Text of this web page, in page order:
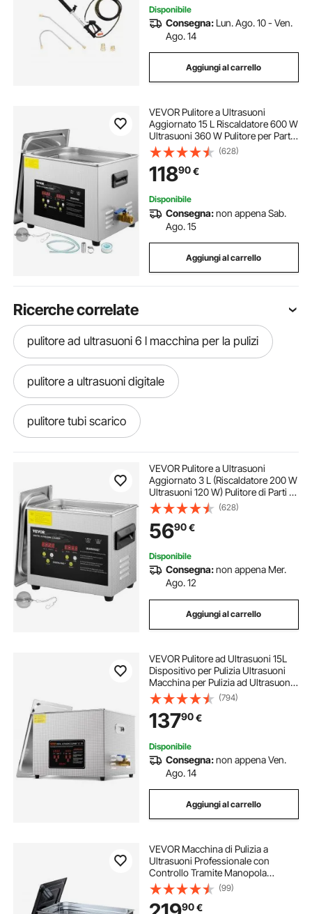
Disponibile
Consegna: Lun. Ago. 10 - Ven.
Ago. 14
Aggiungi al carrello
VEVOR Pulitore a Ultrasuoni
Aggiornato 15 L Riscaldatore 600 W
Ultrasuoni 360 W Pulitore per Parti
a Ultrasuoni da Laboratorio Digitale
con Temporizzatore per Pulizia di
Strumenti Dentali in Vetro
(628)
11890€
Disponibile
Consegna:non appena Sab.
Ago. 15
Aggiungi al carrello
Ricerche correlate
pulitore ad ultrasuoni 6 l macchina per la pulizi
pulitore a ultrasuoni digitale
pulitore tubi scarico
pulizia iniettori benzina ultrasuoni
pulizia iniettori a ultrasuoni
pulizia ultrasuoni 10l pulizia ultrasuoni
pulizia gioielli ultrasuoni
pulizie ultrasuoni orologio
pulitrice ultrasuoni pulizia
dispositivi per pulizia occhiali
detergente pulizia ultrasuoni
VEVOR Pulitore a Ultrasuoni
Aggiornato 3 L (Riscaldatore 200 W
Ultrasuoni 120 W) Pulitore di Parti a
Ultrasuoni da Laboratorio Digitale
con Riscaldamento per Pulizia di
Parti di Occhiali Gioielli
(628)
5690€
Disponibile
Consegna:non appena Mer.
Ago. 12
Aggiungi al carrello
VEVOR Pulitore ad Ultrasuoni 15L
Dispositivo per Pulizia Ultrasuoni
Macchina per Pulizia ad Ultrasuoni
da 360W con Timer Riscaldatore,
Pulitore Digitale da 40 kHz con
Cestello per Parti Gioielli
(794)
13790€
Disponibile
Consegna:non appena Ven.
Ago. 14
Aggiungi al carrello
VEVOR Macchina di Pulizia a
Ultrasuoni Professionale con
Controllo Tramite Manopola
Rotante, Capacita di 30 L con
Cestello e Sfera di Pulizia, Pulitore a
Ultrasuoni per Orologi, Rasoi,
(99)
90€